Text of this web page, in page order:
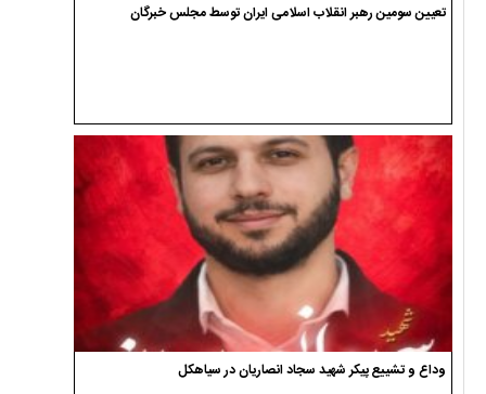
تعیین سومین رهبر انقلاب اسلامی ایران توسط مجلس خبرگان
وداع و تشییع پیکر شهید سجاد انصاریان در سیاهکل